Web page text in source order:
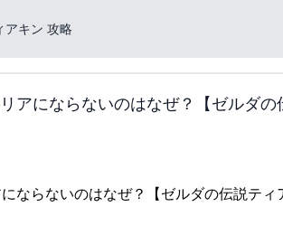
アキン 攻略
アにならないのはなぜ？【ゼルダ